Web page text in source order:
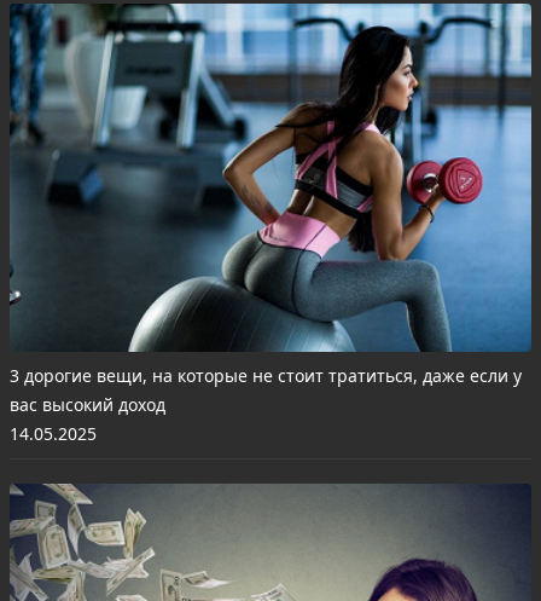
3 дорогие вещи, на которые не стоит тратиться, даже если у
вас высокий доход
14.05.2025